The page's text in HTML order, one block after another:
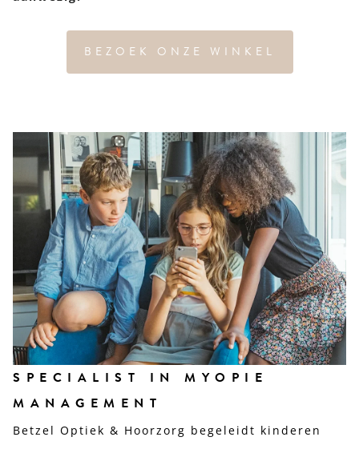
BEZOEK ONZE WINKEL
SPECIALIST IN MYOPIE
MANAGEMENT
Betzel Optiek & Hoorzorg begeleidt kinderen